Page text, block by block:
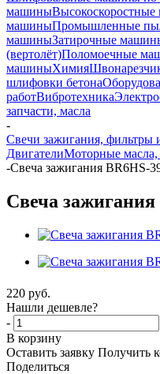
машиныВысокоскоростные
машиныПромышленные
машиныЗатирочные
(вертолёт)Поломоечные
машиныХимия
шлифовки бетона
работВибротехника
запчасти, масла
-
Свечи зажигания, фильтры
ДвигателиМоторные масла,
-Свеча зажигания BR6HS-
Свеча
220 руб.
Нашли дешевле?
-
В корзину
Оставить заявку Получить
Поделиться